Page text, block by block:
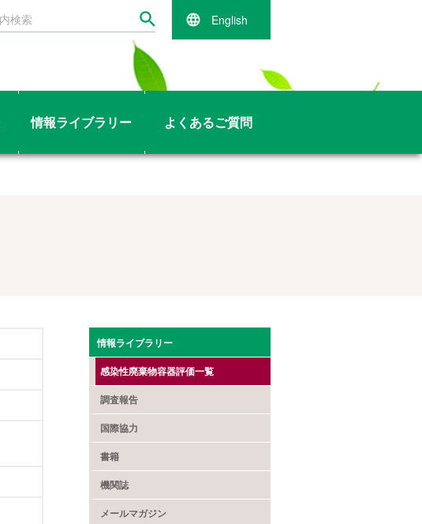
English
情報ライブラリー よくあるご質問
情報ライブラリー
感染性廃棄物容器評価一覧
調査報告
国際協力
書籍
機関誌
メールマガジン